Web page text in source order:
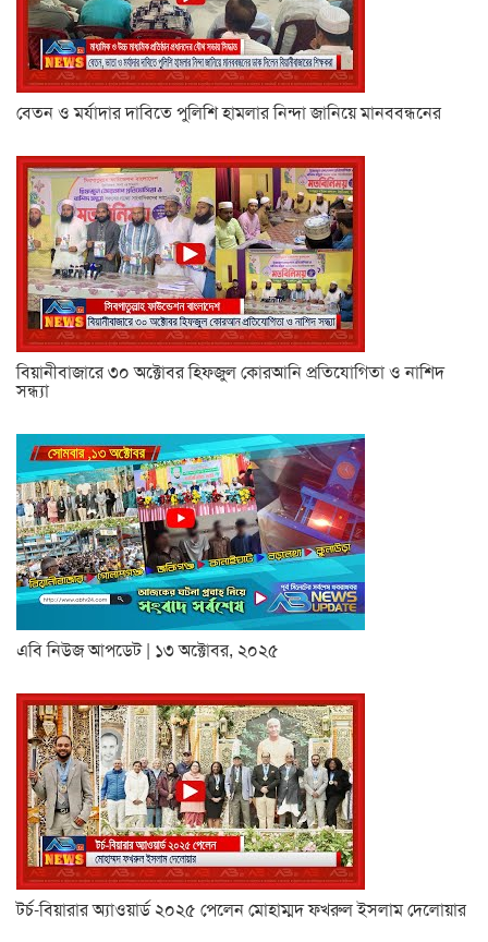
বেতন ও মর্যাদার দাবিতে পুলিশি হামলার নিন্দা জানিয়ে মানববন্ধনের
বিয়ানীবাজারে ৩০ অক্টোবর হিফজুল কোরআনি প্রতিযোগিতা ও নাশিদ
সন্ধ্যা
এবি নিউজ আপডেট | ১৩ অক্টোবর, ২০২৫
টর্চ-বিয়ারার অ্যাওয়ার্ড ২০২৫ পেলেন মোহাম্মদ ফখরুল ইসলাম দেলোয়ার